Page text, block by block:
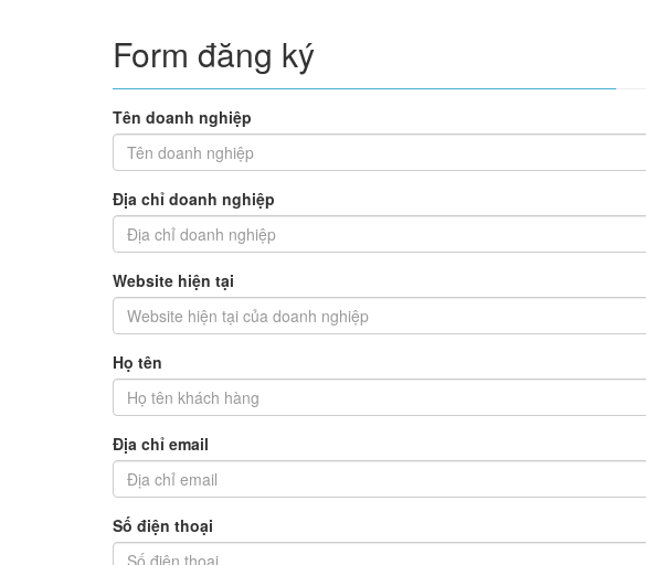
Form đăng ký
Tên doanh nghiệp
Địa chỉ doanh nghiệp
Website hiện tại
Họ tên
Địa chỉ email
Số điện thoại